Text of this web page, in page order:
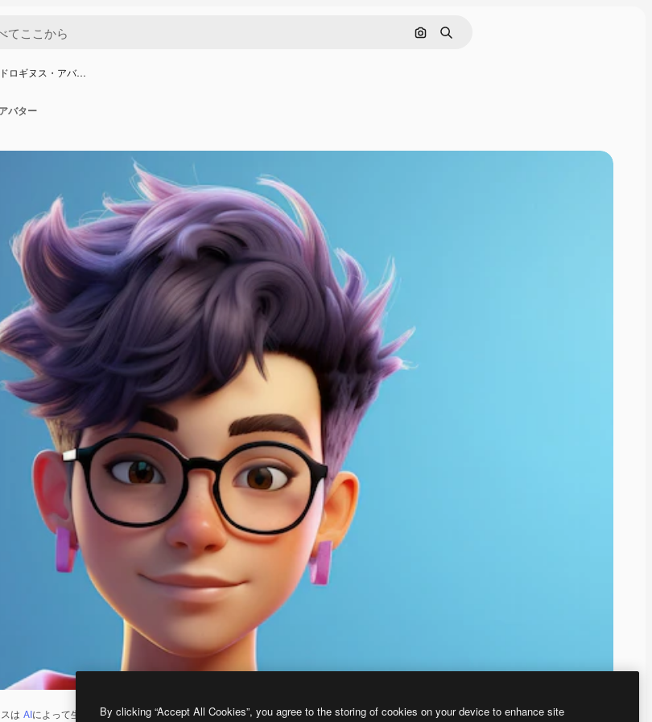
画像で検索
検索
ロギヌス・アバ…
は AIによって生成されたものです。 AI画像生成ツールを使うと、あなた独自の画像を作成できます。
バター
By clicking “Accept All Cookies”, you agree to the storing of cookies on your device to enhance site